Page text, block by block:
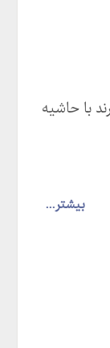
بیشتر...
با حاشیه